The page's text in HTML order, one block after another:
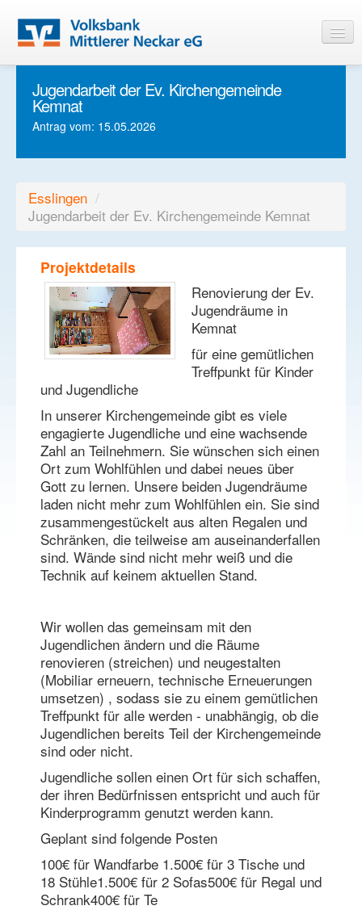
Startseite
Informationen
Login
Jugendarbeit der Ev. Kirchengemeinde
Kemnat
Antrag vom: 15.05.2026
Esslingen /
Jugendarbeit der Ev. Kirchengemeinde Kemnat
Projektdetails
Renovierung der Ev.
Jugendräume in
Kemnat
für eine gemütlichen
Treffpunkt für Kinder
und Jugendliche
In unserer Kirchengemeinde gibt es viele
engagierte Jugendliche und eine wachsende
Zahl an Teilnehmern. Sie wünschen sich einen
Ort zum Wohlfühlen und dabei neues über
Gott zu lernen. Unsere beiden Jugendräume
laden nicht mehr zum Wohlfühlen ein. Sie sind
zusammengestückelt aus alten Regalen und
Schränken, die teilweise am auseinanderfallen
sind. Wände sind nicht mehr weiß und die
Technik auf keinem aktuellen Stand.
Wir wollen das gemeinsam mit den
Jugendlichen ändern und die Räume
renovieren (streichen) und neugestalten
(Mobiliar erneuern, technische Erneuerungen
umsetzen) , sodass sie zu einem gemütlichen
Treffpunkt für alle werden - unabhängig, ob die
Jugendlichen bereits Teil der Kirchengemeinde
sind oder nicht.
Jugendliche sollen einen Ort für sich schaffen,
der ihren Bedürfnissen entspricht und auch für
Kinderprogramm genutzt werden kann.
Geplant sind folgende Posten
100€ für Wandfarbe 1.500€ für 3 Tische und
18 Stühle1.500€ für 2 Sofas500€ für Regal und
Schrank400€ für Te